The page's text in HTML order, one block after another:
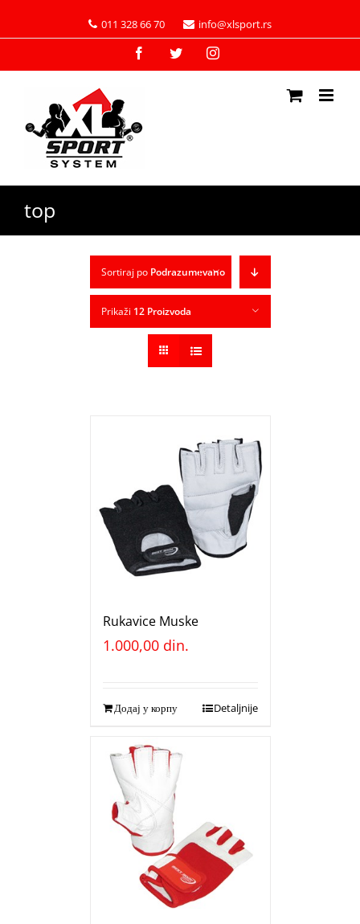
011 328 66 70 info@xlsport.rs
FacebookTwitterInstagram
top
Sortiraj po Podrazumevano
Prikaži 12 Proizvoda
Rukavice Muske
1.000,00 din.
Додај у корпу Detaljnije